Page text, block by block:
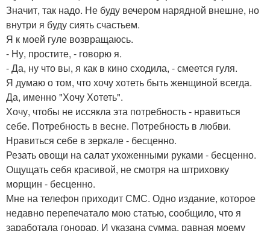
Значит, так надо. Не буду вечером нарядной внешне, но
внутри я буду сиять счастьем.
Я к моей гуле возвращаюсь.
- Ну, простите, - говорю я.
- Да, ну что вы, я как в кино сходила, - смеется гуля.
Я думаю о том, что хочу хотеть быть женщиной всегда.
Да, именно "Хочу Хотеть".
Хочу, чтобы не иссякла эта потребность - нравиться
себе. Потребность в весне. Потребность в любви.
Нравиться себе в зеркале - бесценно.
Резать овощи на салат ухоженными руками - бесценно.
Ощущать себя красивой, не смотря на штриховку
морщин - бесценно.
Мне на телефон приходит СМС. Одно издание, которое
недавно перепечатало мою статью, сообщило, что я
заработала гонорар. И указана сумма, равная моему